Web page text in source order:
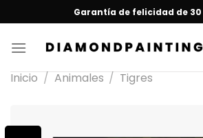
Garantía de felicidad de
Inicio / Animales / Tigres